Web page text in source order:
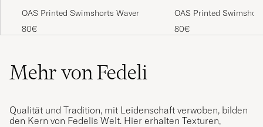
OAS Printed Swimshorts Waver
80€
OAS Printed
80€
Mehr von Fedeli
Qualität und Tradition, mit Leidenschaft verwoben, bilden
den Kern von Fedelis Welt. Hier erhalten Texturen,